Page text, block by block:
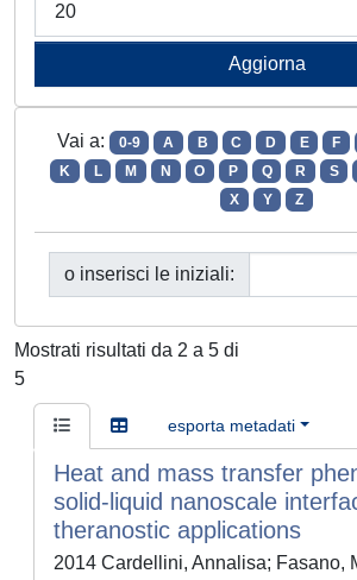
Vai a: 0-9 A B C D E F
K
L M N O P Q R S
X
Y Z
o inserisci le iniziali:
Mostrati risultati da 2 a 5 di
5
esporta metadati
Heat and mass transfer
solid-liquid nanoscale
theranostic applications
2014 Cardellini, Annalisa; Fasano,